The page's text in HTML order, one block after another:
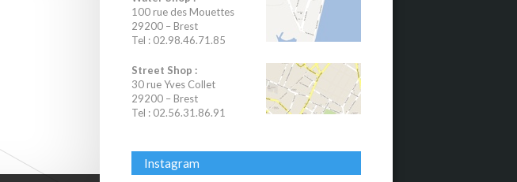
100 rue des Mouettes
29200 – Brest
Tel : 02.98.46.71.85
Street Shop :
30 rue Yves Collet
29200 – Brest
Tel : 02.56.31.86.91
Instagram